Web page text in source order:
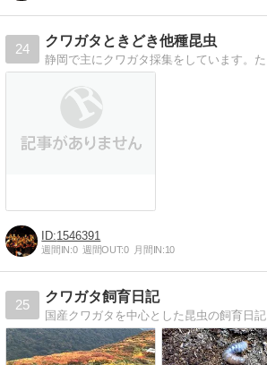
24
クワガタときどき他種昆虫
1546391
週間IN:0 週間OUT:0 月間IN:10
25
クワガタ飼育日記
国産クワガタを中心とした昆虫の飼育日記